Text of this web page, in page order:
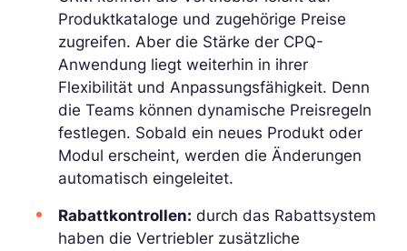
Produktkataloge und zugehörige Preise
zugreifen. Aber die Stärke der CPQ-
Anwendung liegt weiterhin in ihrer
Flexibilität und Anpassungsfähigkeit. Denn
die Teams können dynamische Preisregeln
festlegen. Sobald ein neues Produkt oder
Modul erscheint, werden die Änderungen
automatisch eingeleitet.
Rabattkontrollen: durch das Rabattsystem
haben die Vertriebler zusätzliche